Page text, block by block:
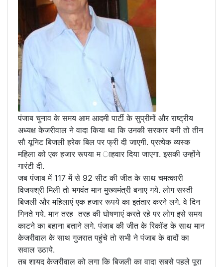
पंजाब चुनाव के समय आम आदमी पार्टी के सुप्रीमों और राष्ट्रीय
अध्यक्ष केजरीवाल ने वादा किया था कि उनकी सरकार बनी तो तीन
सौ यूनिट बिजली हरेक बिल पर फ्री दी जाएगी. प्रत्येक व्यस्क
महिला को एक हजार रूपया म ाहवार दिया जाएगा. इसकी उन्होंने
गारंटी दी.
जब पंजाब में 117 में से 92 सीट की जीत के साथ चमत्कारी
विजयश्री मिली तो भगवंत मान मुख्यमंत्री बनाए गये. लोग सस्ती
बिजली और महिलाएं एक हजार रूपये का इतंतार करने लगे. वे दिन
गिनते गये. मान तरह तरह की घोषणाएं करते रहे पर लोग इसे समय
काटने का बहाना बताने लगे. पंजाब की जीत के रिकॉड के साथ मान
केजरीवाल के साथ गुजरात पहुंचे तो सभी ने पंजाब के वादों का
सवाल उठाये.
तब शायद केजरीवाल को लगा कि बिजली का वादा सबसे पहले पूरा